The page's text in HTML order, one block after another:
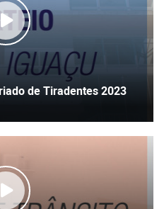
de Tiradentes 2023